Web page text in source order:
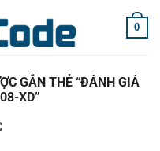
0
GẮN THẺ “ĐÁNH GIÁ
XD”